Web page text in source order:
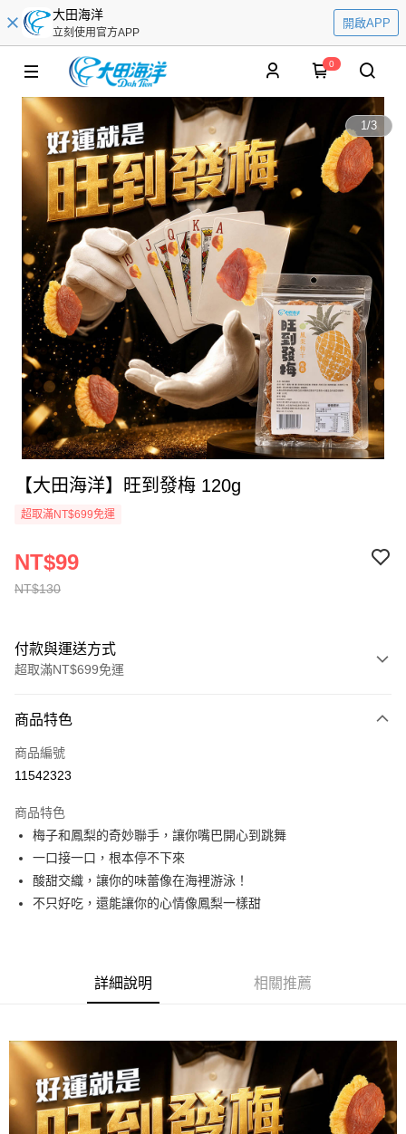
大田海洋
立刻使用官方APP
開啟APP
0
1/3
【大田海洋】旺到發梅 120g
超取滿NT$699免運
NT$130
NT$99
付款與運送方式
超取滿NT$699免運
信用卡一次付款
超商取貨付款
Apple Pay
街口支付
悠遊付
【關於「AFTEE先享後付」】
便利好安心！
１．簡單：不需註冊會員、不需綁卡、不需儲值。
２．便利：只要手機號碼，簡訊認證，即可結帳。
３．安心：先確認商品／服務後，再付款。
【「AFTEE先享後付」結帳流程】
運送方式
全家取貨付款
每筆NT$60，滿NT$699(含以上)免運費
商品特色
商品編號
11542323
商品特色
梅子和鳳梨的奇妙聯手，讓你嘴巴開心到跳舞
一口接一口，根本停不下來
酸甜交織，讓你的味蕾像在海裡游泳！
不只好吃，還能讓你的心情像鳳梨一樣甜
詳細說明 相關推薦